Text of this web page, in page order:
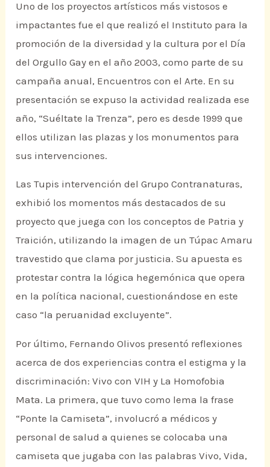
Uno de los proyectos artísticos más vistosos e
impactantes fue el que realizó el Instituto para la
promoción de la diversidad y la cultura por el Día
del Orgullo Gay en el año 2003, como parte de su
campaña anual, Encuentros con el Arte. En su
presentación se expuso la actividad realizada ese
año, “Suéltate la Trenza”, pero es desde 1999 que
ellos utilizan las plazas y los monumentos para
sus intervenciones.
Las Tupis intervención del Grupo Contranaturas,
exhibió los momentos más destacados de su
proyecto que juega con los conceptos de Patria y
Traición, utilizando la imagen de un Túpac Amaru
travestido que clama por justicia. Su apuesta es
protestar contra la lógica hegemónica que opera
en la política nacional, cuestionándose en este
caso “la peruanidad excluyente”.
Por último, Fernando Olivos presentó reflexiones
acerca de dos experiencias contra el estigma y la
discriminación: Vivo con VIH y La Homofobia
Mata. La primera, que tuvo como lema la frase
“Ponte la Camiseta”, involucró a médicos y
personal de salud a quienes se colocaba una
camiseta que jugaba con las palabras Vivo, Vida,